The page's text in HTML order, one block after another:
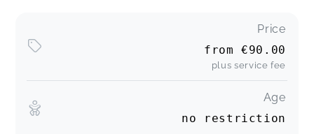
Price
from€90.00
plus service fee
Age
no restriction